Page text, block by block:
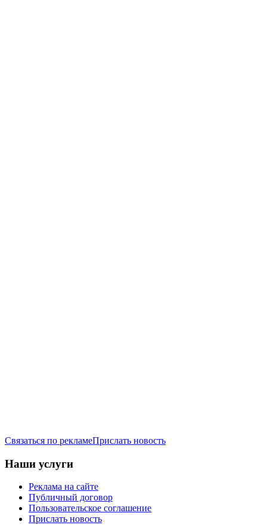
Связаться по рекламеПрислать новость
Наши услуги
Реклама на сайте
Публичный договор
Пользовательское соглашение
Прислать новость